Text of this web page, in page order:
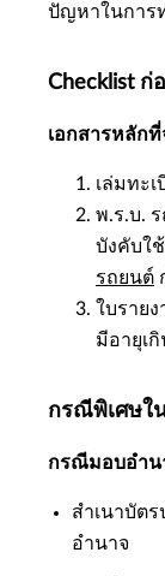
ปัญหาในการ
Checklist
เอกสารหลัก
เล่มทะ
พ.ร.บ.
บังคับใ
รถยนต์
ใบราย
มีอายุเ
กรณีพิเศษใ
กรณีมอบอำน
สำเนาบัต
อำนาจ